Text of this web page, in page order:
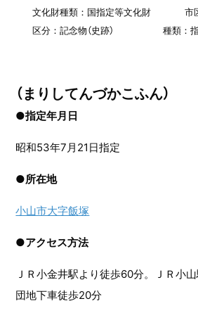
文化財種類：国指定等文化財
市
区分：記念物（史跡）
種類：
（まりしてんづかこふん）
●指定年月日
昭和53年7月21日指定
●所在地
小山市大字飯塚
●アクセス方法
ＪＲ小金井駅より徒歩60分。ＪＲ小
団地下車徒歩20分